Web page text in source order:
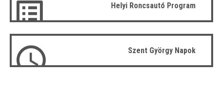
Helyi Roncsautó Program
Szent György Napok